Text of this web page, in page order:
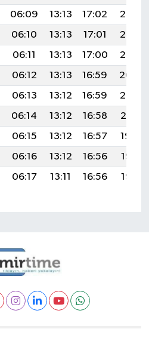
06:09 13:13 17:02
20:08
06:10 13:13 17:01
20:07
06:11 13:13 17:00
20:05
06:12 13:13 16:59
20:04
06:13 13:12 16:59
20:02
06:14 13:12 16:58
20:01
06:15 13:12 16:57
19:59
06:16 13:12 16:56
19:58
06:17 13:11 16:56 19:56